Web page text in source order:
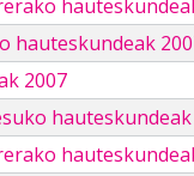
hauteskundeak
2007
hauteskundeak